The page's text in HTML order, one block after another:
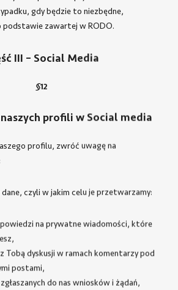
gdy będzie to niezbędne,
zawartej w RODO.
III – Social Media
§12
profili w Social media
profilu, zwróć uwagę na
dane, czyli w jakim celu je przetwarzamy:
na prywatne wiadomości, które
Tobą dyskusji w ramach komentarzy pod
postami,
do nas wniosków i żądań,